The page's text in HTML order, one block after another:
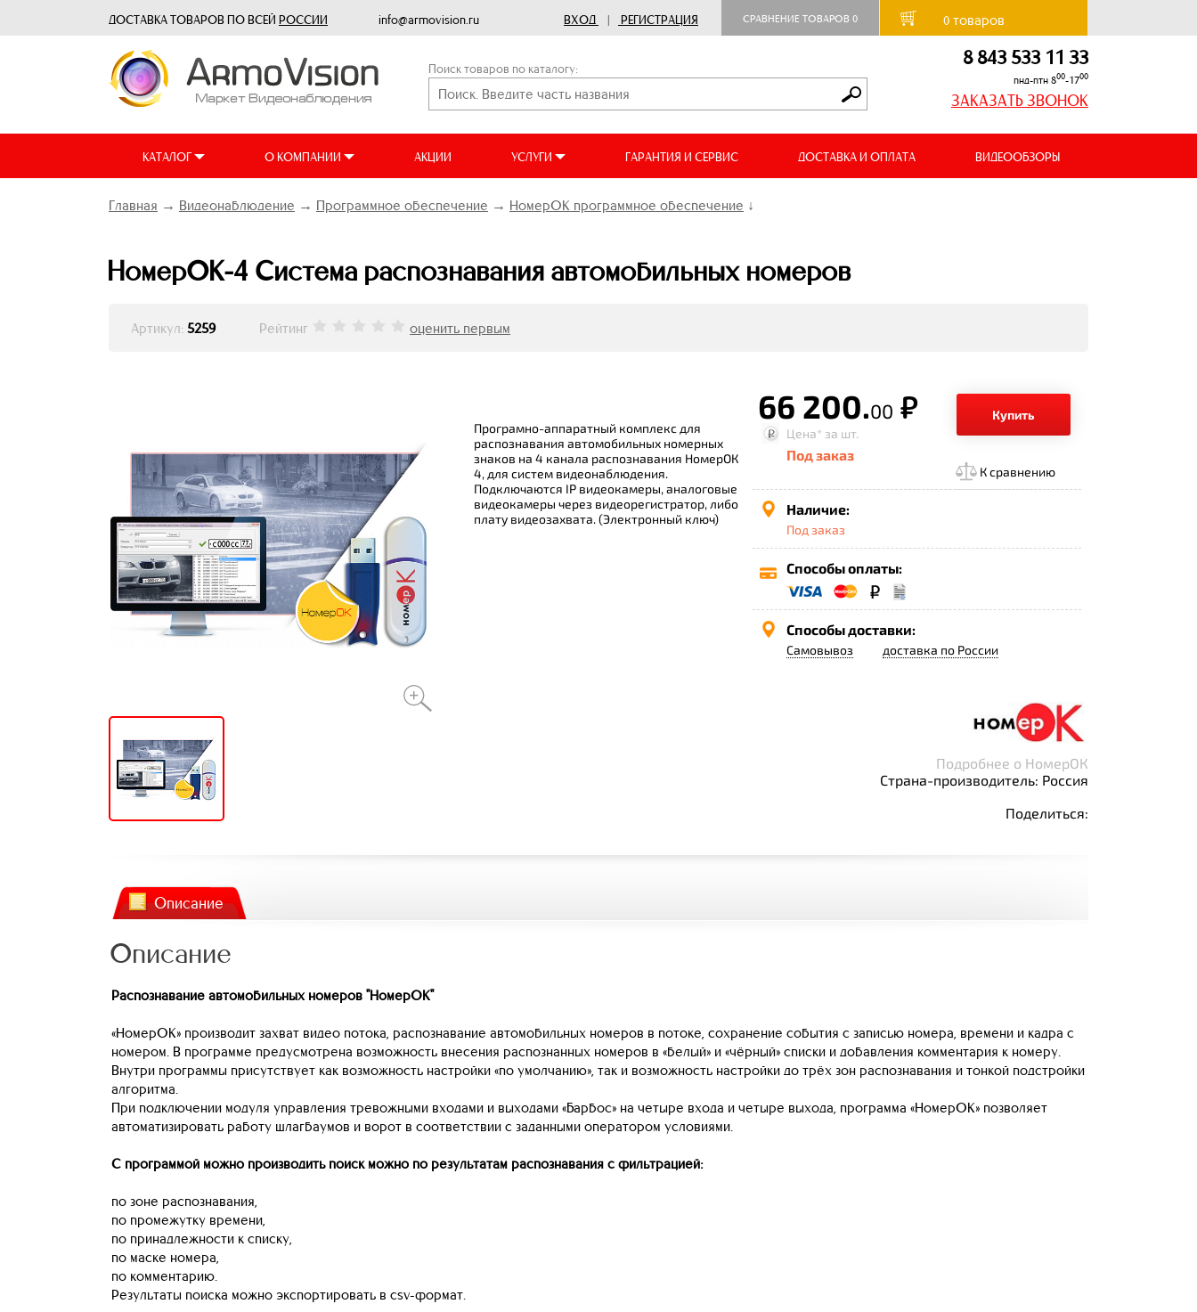
ДОСТАВКА ТОВАРОВ ПО ВСЕЙ РОССИИ info@armovision.ru ВХОД | РЕГИСТРАЦИЯ СРАВНЕНИЕ ТОВАРОВ 0 0товаров
Поиск товаров по каталогу: 8 843 533 11 33
пнд-птн 800-1700
ЗАКАЗАТЬ ЗВОНОК
КАТАЛОГ О КОМПАНИИ АКЦИИ УСЛУГИ ГАРАНТИЯ И СЕРВИС ДОСТАВКА И ОПЛАТА ВИДЕООБЗОРЫ
Главная → Видеонаблюдение → Программное обеспечение → НомерОК программное обеспечение ↓
НомерОК-4 Система распознавания автомобильных номеров
Артикул: 5259 Рейтинг оценить первым
Програмно-аппаратный комплекс для
распознавания автомобильных номерных
знаков на 4 канала распознавания НомерОК
4, для систем видеонаблюдения.
Подключаются IP видеокамеры, аналоговые
видеокамеры через видеорегистратор, либо
плату видеозахвата. (Электронный ключ)
66 200.00 р.
Купить
Цена* за шт.
Под заказ
К сравнению
Наличие:
Под заказ
Способы оплаты:
Способы доставки:
Самовывоз доставка по России
Подробнее о НомерОК
Страна-производитель: Россия
Поделиться:
Описание
Описание
Распознавание автомобильных номеров "НомерОК"
«НомерОК» производит захват видео потока, распознавание автомобильных номеров в потоке, сохранение события с записью номера, времени и кадра с
номером. В программе предусмотрена возможность внесения распознанных номеров в «белый» и «чёрный» списки и добавления комментария к номеру.
Внутри программы присутствует как возможность настройки «по умолчанию», так и возможность настройки до трёх зон распознавания и тонкой подстройки
алгоритма.
При подключении модуля управления тревожными входами и выходами «Барбос» на четыре входа и четыре выхода, программа «НомерОК» позволяет
автоматизировать работу шлагбаумов и ворот в соответствии с заданными оператором условиями.
С программой можно производить поиск можно по результатам распознавания с фильтрацией:
по зоне распознавания,
по промежутку времени,
по принадлежности к списку,
по маске номера,
по комментарию.
Результаты поиска можно экспортировать в csv-формат.